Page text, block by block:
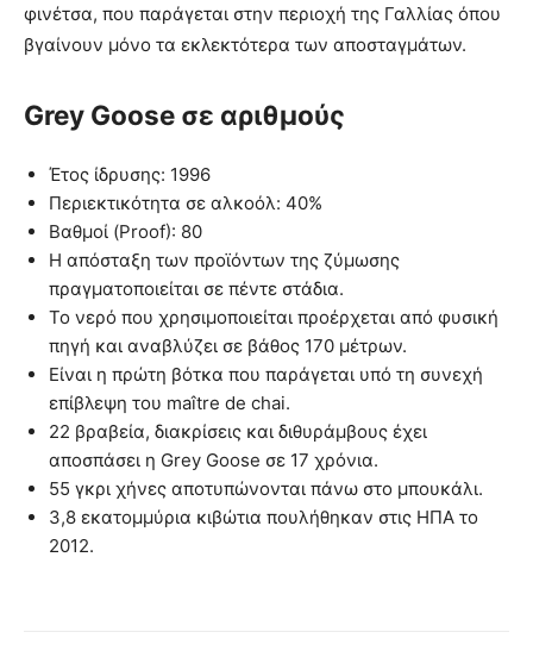
φινέτσα, που παράγεται στην περιοχή της Γαλλίας όπου
βγαίνουν µόνο τα εκλεκτότερα των αποσταγμάτων.
Grey Goose σε αριθμούς
Έτος ίδρυσης: 1996
Περιεκτικότητα σε αλκοόλ: 40%
Βαθμοί (Proof): 80
Η απόσταξη των προϊόντων της ζύμωσης
πραγματοποιείται σε πέντε στάδια.
Το νερό που χρησιμοποιείται προέρχεται από φυσική
πηγή και αναβλύζει σε βάθος 170 μέτρων.
Είναι η πρώτη βότκα που παράγεται υπό τη συνεχή
επίβλεψη του maître de chai.
22 βραβεία, διακρίσεις και διθυράμβους έχει
αποσπάσει η Grey Goose σε 17 χρόνια.
55 γκρι χήνες αποτυπώνονται πάνω στο μπουκάλι.
3,8 εκατομμύρια κιβώτια πουλήθηκαν στις ΗΠΑ το
2012.